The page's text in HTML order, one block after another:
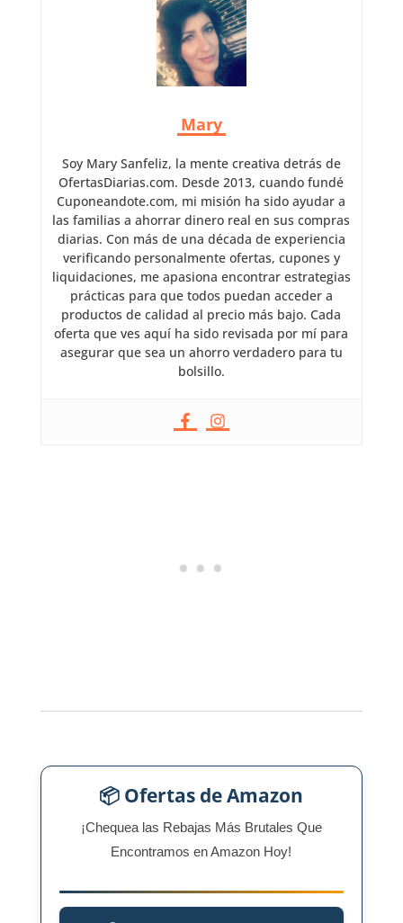
Mary
Soy Mary Sanfeliz, la mente creativa detrás de
OfertasDiarias.com. Desde 2013, cuando fundé
Cuponeandote.com, mi misión ha sido ayudar a
las familias a ahorrar dinero real en sus compras
diarias. Con más de una década de experiencia
verificando personalmente ofertas, cupones y
liquidaciones, me apasiona encontrar estrategias
prácticas para que todos puedan acceder a
productos de calidad al precio más bajo. Cada
oferta que ves aquí ha sido revisada por mí para
asegurar que sea un ahorro verdadero para tu
bolsillo.
📦 Ofertas de Amazon
¡Chequea las Rebajas Más Brutales Que
Encontramos en Amazon Hoy!